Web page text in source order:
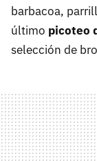
barbacoa,
último picoteo
selección de